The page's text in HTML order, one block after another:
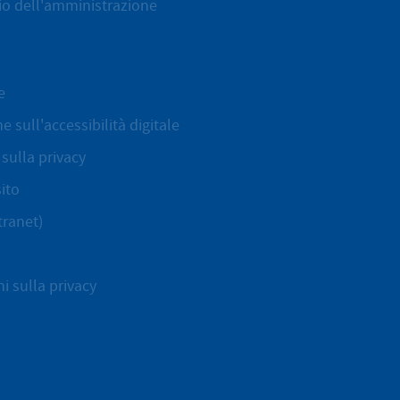
dell'amministrazione
sull'accessibilità digitale
privacy
sulla privacy